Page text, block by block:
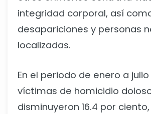
integridad corporal, así
desapariciones y personas
localizadas.
En el periodo de enero a
víctimas de homicidio
disminuyeron 16.4 por